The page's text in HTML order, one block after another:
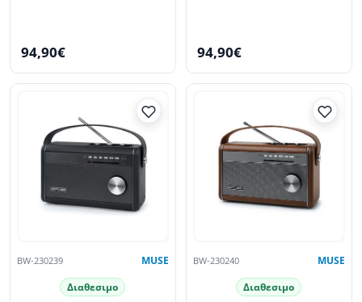
94,90€ 94,90€
BW-230239 MUSE
Διαθεσιμο
BW-230240 MUSE
Διαθεσιμο